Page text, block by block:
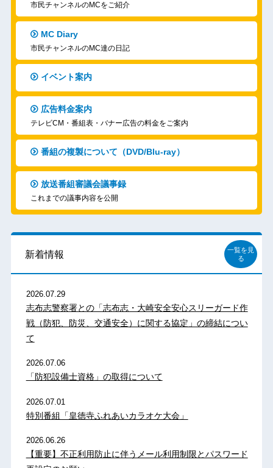
市民チャンネルのMCをご紹介
MC Diary
市民チャンネルのMC達の日記
イベント案内
広告料金案内
テレビCM・番組表・バナー広告の料金をご案内
番組の複製について（DVD/Blu-ray）
放送番組審議会議事録
これまでの議事内容を公開
新着情報
一覧を見
る
2026.07.29
志布志警察署との「志布志・大崎安全安心スリーガード作
戦（防犯、防災、交通安全）に関する協定」の締結につい
て
2026.07.06
「防犯設備士資格」の取得について
2026.07.01
特別番組「皇徳寺ふれあいカラオケ大会」
2026.06.26
【重要】不正利用防止に伴うメール利用制限とパスワード